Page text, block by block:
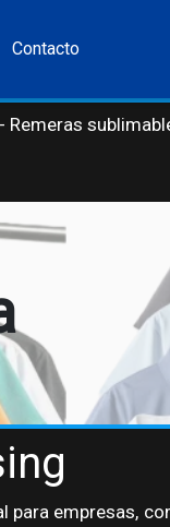
Contacto
Remeras
para empresas,